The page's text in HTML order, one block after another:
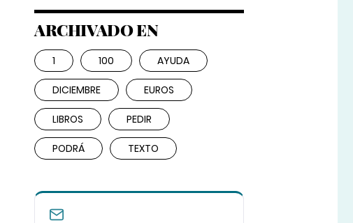
ARCHIVADO EN
1 100 AYUDA
DICIEMBRE EUROS
LIBROS PEDIR
PODRÁ TEXTO